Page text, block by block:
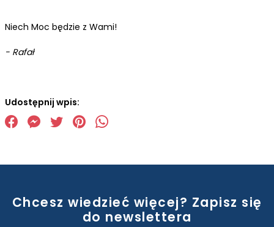
Udostępnij wpis:
Niech Moc będzie z Wami!
- Rafał
Chcesz wiedzieć więcej? Zapisz się
do newslettera